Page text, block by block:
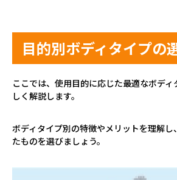
目的別ボディタイプの
ここでは、使用目的に応じた最適なボデ
しく解説します。
ボディタイプ別の特徴やメリットを理解し
たものを選びましょう。